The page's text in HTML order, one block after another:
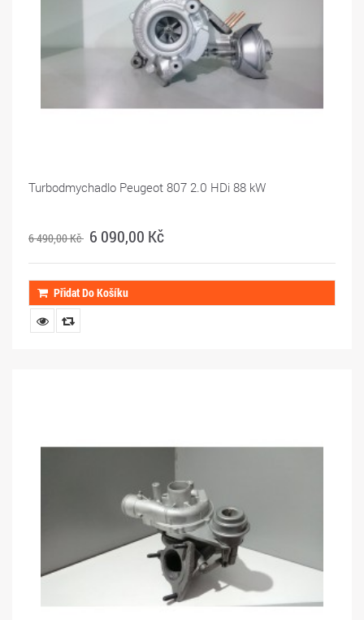
Turbodmychadlo Peugeot 807 2.0 HDi 88 kW
6 490,00 Kč 6 090,00 Kč
Přidat Do Košíku